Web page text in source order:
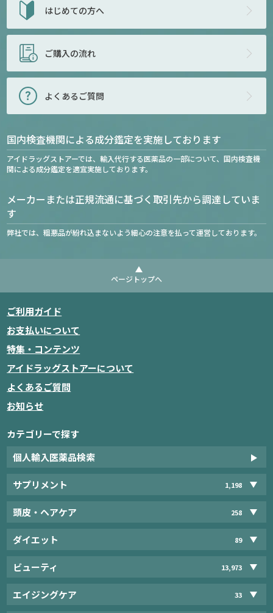
はじめての方へ
ご購入の流れ
よくあるご質問
国内検査機関による成分鑑定を実施しております
アイドラッグストアーでは、輸入代行する医薬品の一部について、国内検査機
関による成分鑑定を適宜実施しております。
メーカーまたは正規流通に基づく取引先から調達していま
す
弊社では、粗悪品が紛れ込まないよう細心の注意を払って運営しております。
ページトップへ
ご利用ガイド
お支払いについて
特集・コンテンツ
アイドラッグストアーについて
よくあるご質問
お知らせ
カテゴリーで探す
個人輸入医薬品検索
サプリメント 1,198
頭皮・ヘアケア 258
ダイエット 89
ビューティ 13,973
エイジングケア 33